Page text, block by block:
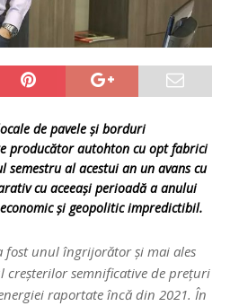
de pavele şi borduri
producător autohton cu opt fabrici
al acestui an un avans cu
cu aceeași perioadă a anului
și geopolitic impredictibil.
fost unul îngrijorător și mai ales
semnificative de prețuri
raportate încă din 2021. În